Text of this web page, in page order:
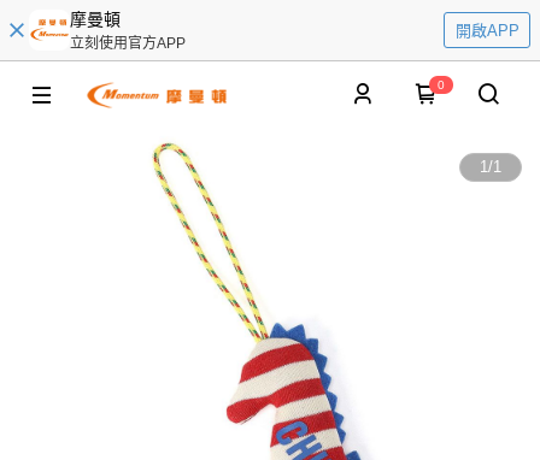
摩曼頓
立刻使用官方APP
開啟APP
0
1/1